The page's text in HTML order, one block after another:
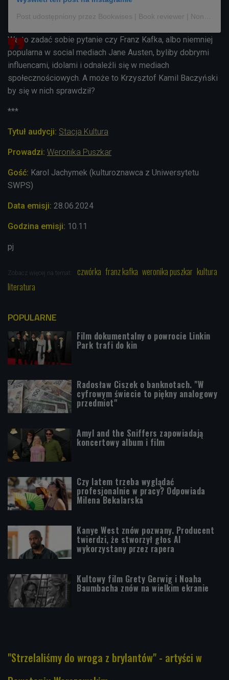
Warto zadać sobie pytanie czy Franz Kafka, albo niemniej
popularna w social mediach Jane Austen, byliby dobrymi
influencami, idolami i odnaleźli się w mediach
społecznościowych. A może to Krzysztof Kamil Baczyński
by się w nich sprawdził?
***
Tytuł audycji: Stacja Kultura
Prowadzi: Weronika Puszkar
Gość: Karol Jachymek (kulturoznawca z Uniwersytetu
SWPS)
Data emisji: 28.06 .2024
Godzina emisji: 10.11
pj
Zobacz więcej na temat: czwórka franz kafka weronika puszkar kultura
literatura
POPULARNE
Film dokumentalny o powrocie Linkin
Park trafi do kin
Radosław Ciszek o banknotach. "W
cyfrowym świecie to piękny analogowy
przedmiot"
Amyl and the Sniffers zapowiadają
koncertowy album i film
Czy latem trzeba wyglądać
profesjonalnie w pracy? Odpowiada
Milena Bekalarska
Kanye West znów pozwany. Producent
twierdzi, że stworzył głos AI
wykorzystany przez rapera
Kultowy film Grety Gerwig i Noaha
Baumbacha znów na wielkim ekranie
"Strzelaliśmy do wroga z brylantów" - artyści w